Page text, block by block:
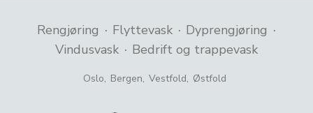
Rengjøring · Flyttevask · Dyprengjøring ·
Vindusvask · Bedrift og trappevask
Oslo, Bergen, Vestfold, Østfold